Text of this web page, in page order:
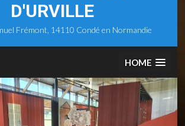
D'URVILLE
Frémont, 14110 Condé en Normandie
HOME